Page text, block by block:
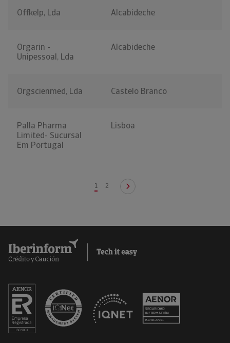
Offkelp, Lda Alcabideche
Orgarin -
Unipessoal, Lda
Alcabideche
Orgscienmed, Lda Castelo Branco
Palla Pharma
Limited- Sucursal
Em Portugal
Lisboa
1 2